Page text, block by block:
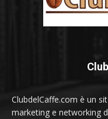
ClubdelCaffe.com è un
marketing e networking